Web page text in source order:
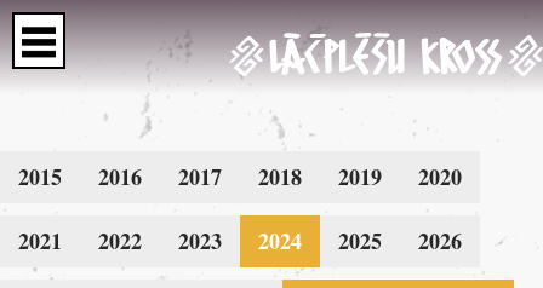
2015 2016 2017 2018 2019 2020
2021 2022 2023 2024 2025 2026